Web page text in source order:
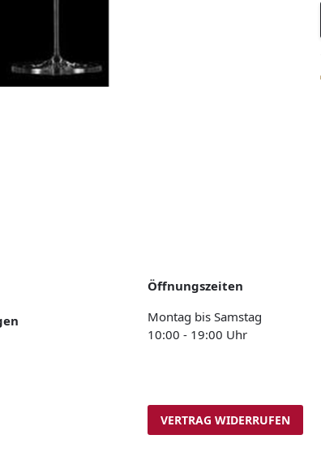
Öffnungszeiten
Montag bis Samstag
10:00 - 19:00 Uhr
VERTRAG WIDERRUFEN